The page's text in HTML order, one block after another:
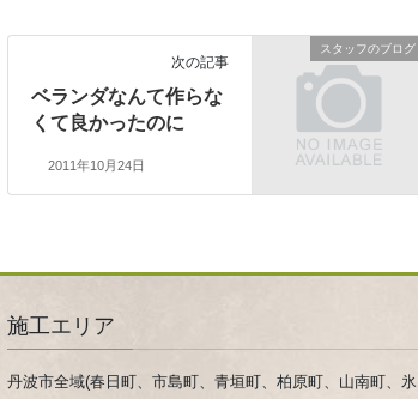
スタッフのブログ
次の記事
ベランダなんて作らな
くて良かったのに
2011年10月24日
施工エリア
丹波市全域(春日町、市島町、青垣町、柏原町、山南町、氷